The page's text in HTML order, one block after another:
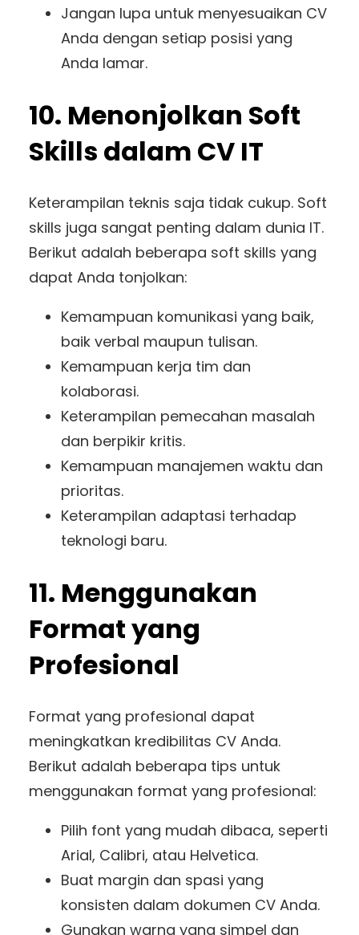
Jangan lupa untuk menyesuaikan CV
Anda dengan setiap posisi yang
Anda lamar.
10. Menonjolkan Soft
Skills dalam CV IT
Keterampilan teknis saja tidak cukup. Soft
skills juga sangat penting dalam dunia IT.
Berikut adalah beberapa soft skills yang
dapat Anda tonjolkan:
Kemampuan komunikasi yang baik,
baik verbal maupun tulisan.
Kemampuan kerja tim dan
kolaborasi.
Keterampilan pemecahan masalah
dan berpikir kritis.
Kemampuan manajemen waktu dan
prioritas.
Keterampilan adaptasi terhadap
teknologi baru.
11. Menggunakan
Format yang
Profesional
Format yang profesional dapat
meningkatkan kredibilitas CV Anda.
Berikut adalah beberapa tips untuk
menggunakan format yang profesional:
Pilih font yang mudah dibaca, seperti
Arial, Calibri, atau Helvetica.
Buat margin dan spasi yang
konsisten dalam dokumen CV Anda.
Gunakan warna yang simpel dan